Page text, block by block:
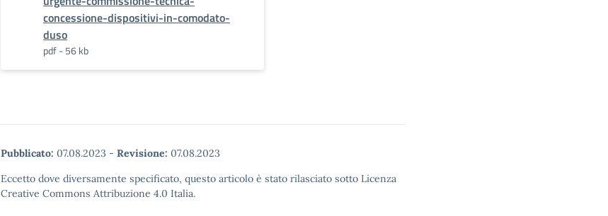
concessione-dispositivi-in-comodato-
duso
pdf - 56 kb
Pubblicato: 07.08.2023 - Revisione: 07.08.2023
Eccetto dove diversamente specificato, questo articolo è stato rilasciato sotto Licenza
Creative Commons Attribuzione 4.0 Italia.